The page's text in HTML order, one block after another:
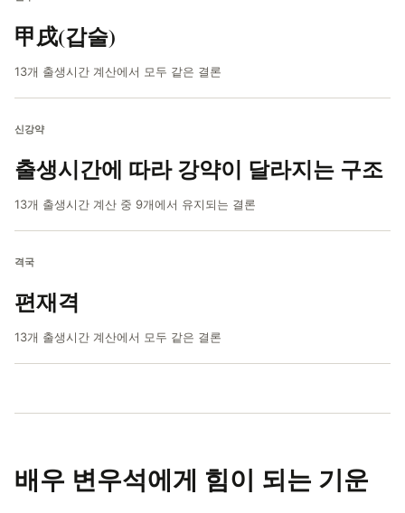
甲戌(갑술)
13개 출생시간 계산에서 모두 같은 결론
신강약
출생시간에 따라 강약이 달라지는 구조
13개 출생시간 계산 중 9개에서 유지되는 결론
격국
편재격
13개 출생시간 계산에서 모두 같은 결론
배우 변우석에게 힘이 되는 기운